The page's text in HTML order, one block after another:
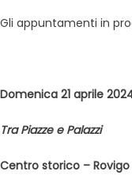
Gli appuntamenti in
Domenica 21 aprile
Tra Piazze e Palazzi
Centro storico – Rovigo